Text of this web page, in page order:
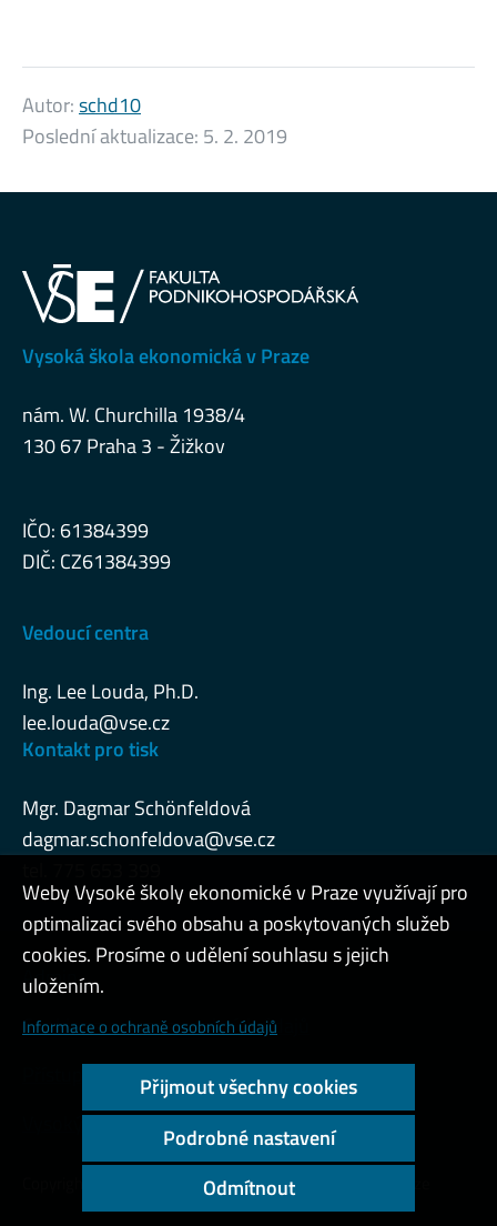
Autor:schd10
Poslední aktualizace: 5. 2. 2019
Vysoká škola ekonomická v Praze
nám. W. Churchilla 1938/4
130 67 Praha 3 - Žižkov
IČO: 61384399
DIČ: CZ61384399
Vedoucí centra
Ing. Lee Louda, Ph.D.
lee.louda@vse.cz
Kontakt pro tisk
Mgr. Dagmar Schönfeldová
dagmar.schonfeldova@vse.cz
Admin
Cookies a ochrana osobních údajů
Přístupnost webu
Vysoký kontrast
Copyright © 2000 - 2026 Vysoká škola ekonomická v Praze
Weby Vysoké školy ekonomické v Praze využívají pro
optimalizaci svého obsahu a poskytovaných služeb
cookies. Prosíme o udělení souhlasu s jejich
uložením.
Informace o ochraně osobních údajů
Přijmout všechny cookies
Podrobné nastavení
Odmítnout